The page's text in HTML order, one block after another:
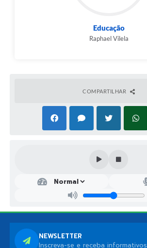
Educação
Raphael Vilela
COMPARTILHAR
NEWSLETTER
Inscreva-se e receba informativos